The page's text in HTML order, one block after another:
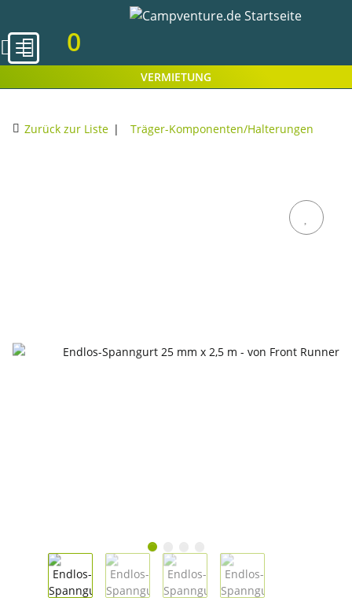
0
VERMIETUNG
Zurück zur Liste Träger-Komponenten/Halterungen